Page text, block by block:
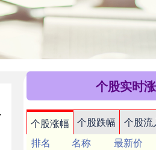
个股实时
个股涨幅 个股跌幅 个股流
排名
名称 最新价